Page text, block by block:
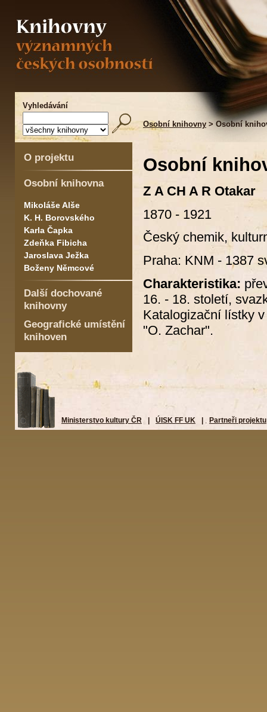
Vyhledávání
Osobní knihovny > Osobní
O projektu
Osobní knihovna
Mikoláše Alše
K. H. Borovského
Karla Čapka
Zdeňka Fibicha
Jaroslava Ježka
Boženy Němcové
Další dochované
knihovny
Geografické umístění
knihoven
Osobní
Z A CH A R Otakar
1870 - 1921
Český chemik,
Praha: KNM - 1387
Charakteristika:
16. - 18. století,
Katalogizační lístky
"O. Zachar".
Ministerstvo kultury ČR ÚISK FF UK Partneři projektu